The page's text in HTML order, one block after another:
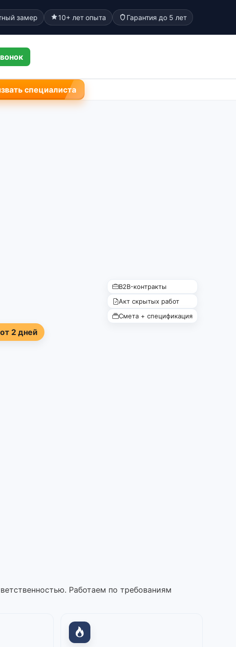
замер 10+ лет опыта Гарантия до 5 лет
специалиста
2 дней
B2B-контракты
Акт скрытых работ
Смета + спецификация
Работаем по требованиям